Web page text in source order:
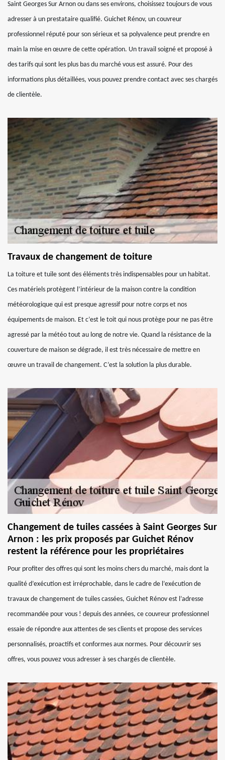
Saint Georges Sur Arnon ou dans ses environs, choisissez toujours de vous
adresser à un prestataire qualifié. Guichet Rénov, un couvreur
professionnel réputé pour son sérieux et sa polyvalence peut prendre en
main la mise en œuvre de cette opération. Un travail soigné et proposé à
des tarifs qui sont les plus bas du marché vous est assuré. Pour des
informations plus détaillées, vous pouvez prendre contact avec ses chargés
de clientèle.
Travaux de changement de toiture
La toiture et tuile sont des éléments très indispensables pour un habitat.
Ces matériels protègent l’intérieur de la maison contre la condition
météorologique qui est presque agressif pour notre corps et nos
équipements de maison. Et c’est le toit qui nous protège pour ne pas être
agressé par la météo tout au long de notre vie. Quand la résistance de la
couverture de maison se dégrade, il est très nécessaire de mettre en
œuvre un travail de changement. C’est la solution la plus durable.
Changement de tuiles cassées à Saint Georges Sur
Arnon : les prix proposés par Guichet Rénov
restent la référence pour les propriétaires
Pour profiter des offres qui sont les moins chers du marché, mais dont la
qualité d’exécution est irréprochable, dans le cadre de l’exécution de
travaux de changement de tuiles cassées, Guichet Rénov est l’adresse
recommandée pour vous ! depuis des années, ce couvreur professionnel
essaie de répondre aux attentes de ses clients et propose des services
personnalisés, proactifs et conformes aux normes. Pour découvrir ses
offres, vous pouvez vous adresser à ses chargés de clientèle.